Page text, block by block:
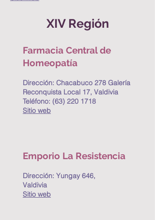
XIV Región
Farmacia Central de
Homeopatía
Dirección: Chacabuco 278 Galería
Reconquista Local 17, Valdivia
Teléfono: (63) 220 1718
Sitio web
Emporio La Resistencia
Dirección: Yungay 646,
Valdivia
Sitio web